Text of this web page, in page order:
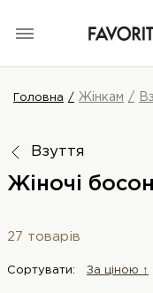
Головна Жінкам
Взуття
Жіночі
27 товарів
Сортувати: За цiною ↑